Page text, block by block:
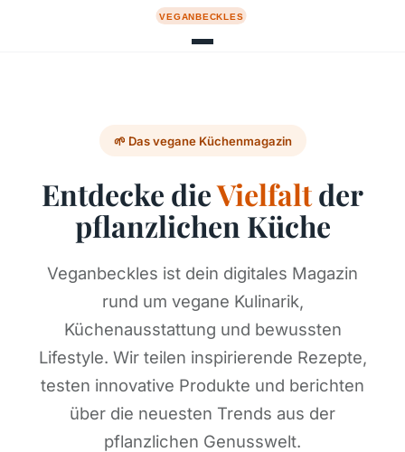
🌱 Das vegane Küchenmagazin
Entdecke dieVielfaltder
pflanzlichen Küche
Veganbeckles ist dein digitales Magazin
rund um vegane Kulinarik,
Küchenausstattung und bewussten
Lifestyle. Wir teilen inspirierende Rezepte,
testen innovative Produkte und berichten
über die neuesten Trends aus der
pflanzlichen Genusswelt.